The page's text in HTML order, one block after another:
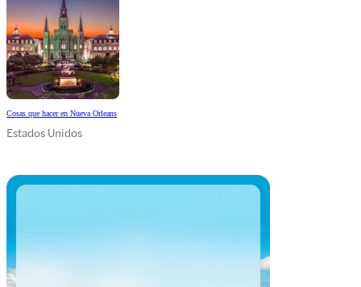
Cosas que hacer en Nueva Orleans
Estados Unidos